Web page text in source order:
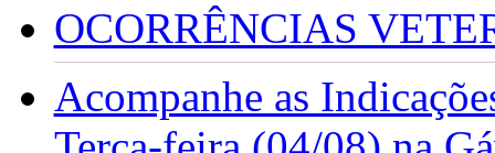
OCORRÊNCIAS
Acompanhe as